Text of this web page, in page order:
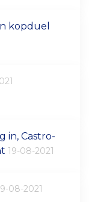
kopduel
in, Castro-
19-08-2021
08-2021